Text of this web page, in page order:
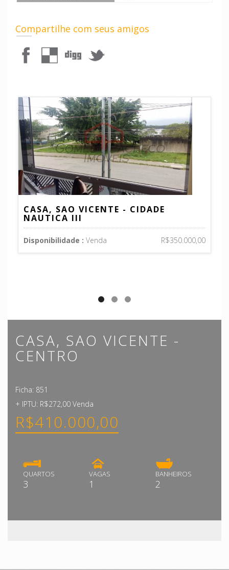
Compartilhe com seus amigos
CASA, SAO VICENTE - CIDADE
NAUTICA III
Disponibilidade : Venda R$350.000,00
CASA, SAO VICENTE -
CENTRO
Ficha: 851
+ IPTU: R$272,00 Venda
R$410.000,00
QUARTOS
3
VAGAS
1
BANHEIROS
2